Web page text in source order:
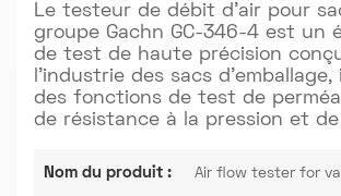
Le testeur de débit d'air pour
groupe Gachn GC-346-4 est un
de test de haute précision
l'industrie des sacs
des fonctions de test de
de résistance à la pression et
Nom du produit : Air flow tester for